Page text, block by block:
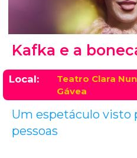
Kafka e a
Local:
Teatro Clara
Gávea
Um espetáculo visto
pessoas